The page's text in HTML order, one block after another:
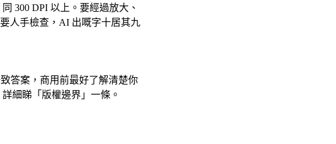
300 DPI 以上。要經過放大、
人手檢查，AI 出嘅字十居其九
答案，商用前最好了解清楚你
細睇「版權邊界」一條。